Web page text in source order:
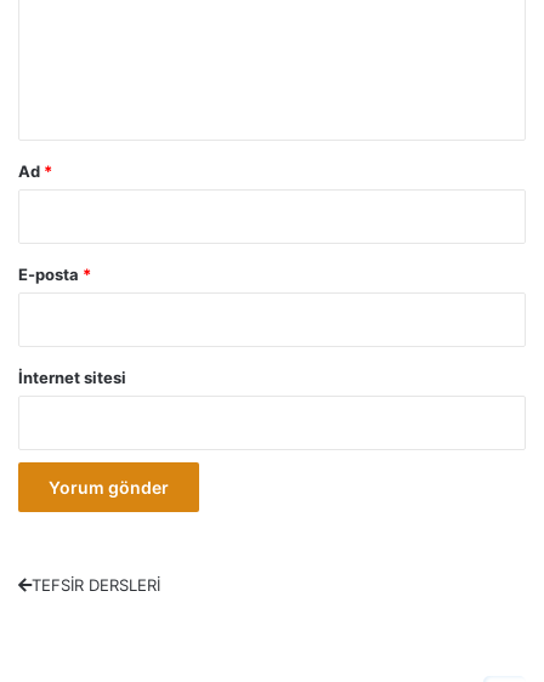
Ad *
E-posta *
İnternet sitesi
TEFSİR DERSLERİ